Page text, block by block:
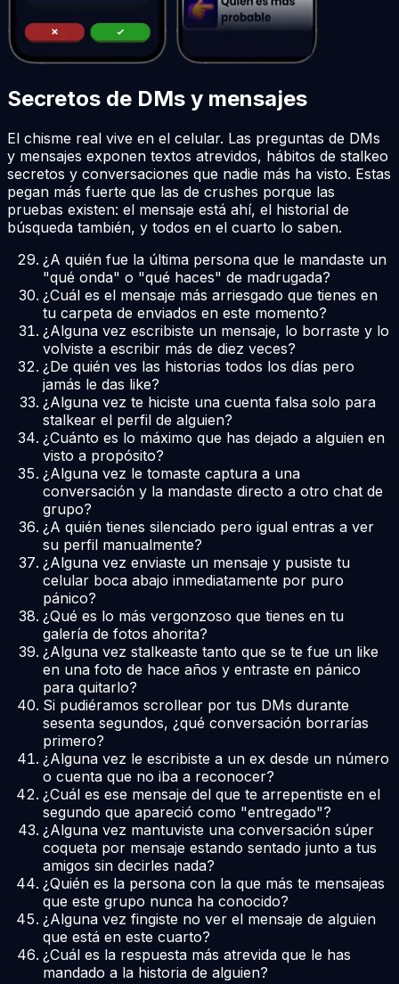
Secretos de DMs y mensajes
El chisme real vive en el celular. Las preguntas de DMs
y mensajes exponen textos atrevidos, hábitos de stalkeo
secretos y conversaciones que nadie más ha visto. Estas
pegan más fuerte que las de crushes porque las
pruebas existen: el mensaje está ahí, el historial de
búsqueda también, y todos en el cuarto lo saben.
¿A quién fue la última persona que le mandaste un
"qué onda" o "qué haces" de madrugada?
¿Cuál es el mensaje más arriesgado que tienes en
tu carpeta de enviados en este momento?
¿Alguna vez escribiste un mensaje, lo borraste y lo
volviste a escribir más de diez veces?
¿De quién ves las historias todos los días pero
jamás le das like?
¿Alguna vez te hiciste una cuenta falsa solo para
stalkear el perfil de alguien?
¿Cuánto es lo máximo que has dejado a alguien en
visto a propósito?
¿Alguna vez le tomaste captura a una
conversación y la mandaste directo a otro chat de
grupo?
¿A quién tienes silenciado pero igual entras a ver
su perfil manualmente?
¿Alguna vez enviaste un mensaje y pusiste tu
celular boca abajo inmediatamente por puro
pánico?
¿Qué es lo más vergonzoso que tienes en tu
galería de fotos ahorita?
¿Alguna vez stalkeaste tanto que se te fue un like
en una foto de hace años y entraste en pánico
para quitarlo?
Si pudiéramos scrollear por tus DMs durante
sesenta segundos, ¿qué conversación borrarías
primero?
¿Alguna vez le escribiste a un ex desde un número
o cuenta que no iba a reconocer?
¿Cuál es ese mensaje del que te arrepentiste en el
segundo que apareció como "entregado"?
¿Alguna vez mantuviste una conversación súper
coqueta por mensaje estando sentado junto a tus
amigos sin decirles nada?
¿Quién es la persona con la que más te mensajeas
que este grupo nunca ha conocido?
¿Alguna vez fingiste no ver el mensaje de alguien
que está en este cuarto?
¿Cuál es la respuesta más atrevida que le has
mandado a la historia de alguien?